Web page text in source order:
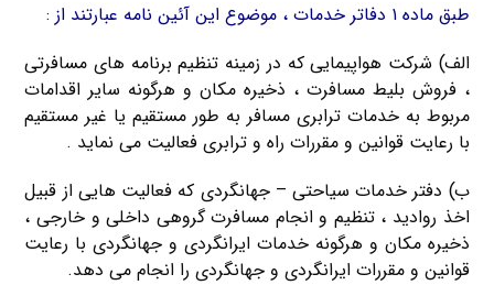
طبق ماده ۱ دفاتر خدمات ، موضوع این آئین نامه عبارتند از :
الف) شرکت هواپیمایی که در زمینه تنظیم برنامه های مسافرتی
، فروش بلیط مسافرت ، ذخیره مکان و هرگونه سایر اقدامات
مربوط به خدمات ترابری مسافر به طور مستقیم یا غیر مستقیم
با رعایت قوانین و مقررات راه و ترابری فعالیت می نماید .
ب) دفتر خدمات سیاحتی – جهانگردی که فعالیت هایی از قبیل
اخذ روادید ، تنظیم و انجام مسافرت گروهی داخلی و خارجی ،
ذخیره مکان و هرگونه خدمات ایرانگردی و جهانگردی با رعایت
قوانین و مقررات ایرانگردی و جهانگردی را انجام می دهد.